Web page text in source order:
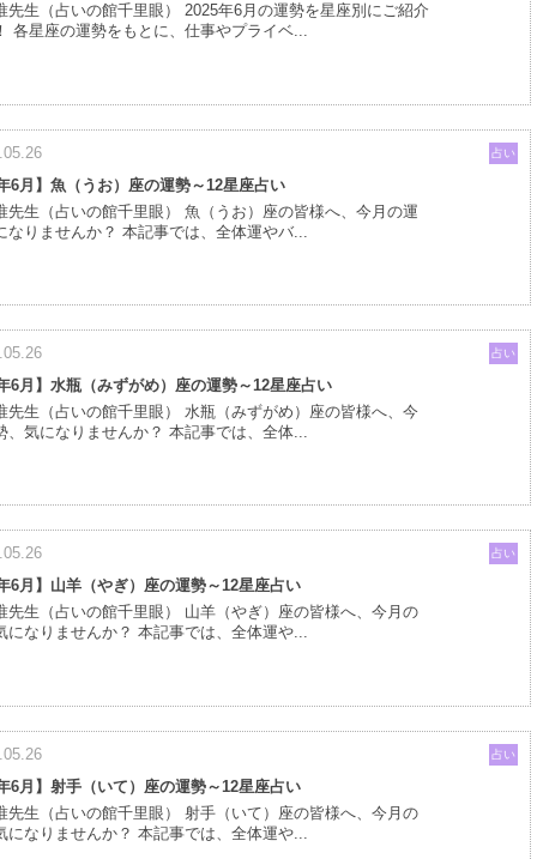
先生（占いの館千里眼） 2025年6月の運勢を星座別にご紹介
各星座の運勢をもとに、仕事やプライベ...
占い
6月】魚（うお）座の運勢～12星座占い
先生（占いの館千里眼） 魚（うお）座の皆様へ、今月の運
なりませんか？ 本記事では、全体運やバ...
占い
6月】水瓶（みずがめ）座の運勢～12星座占い
先生（占いの館千里眼） 水瓶（みずがめ）座の皆様へ、今
、気になりませんか？ 本記事では、全体...
占い
6月】山羊（やぎ）座の運勢～12星座占い
先生（占いの館千里眼） 山羊（やぎ）座の皆様へ、今月の
になりませんか？ 本記事では、全体運や...
占い
6月】射手（いて）座の運勢～12星座占い
先生（占いの館千里眼） 射手（いて）座の皆様へ、今月の
になりませんか？ 本記事では、全体運や...